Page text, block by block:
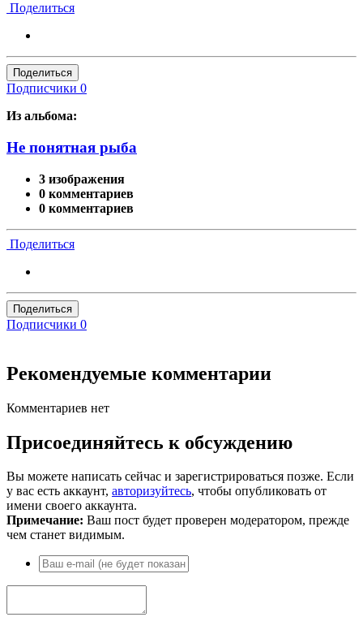
Поделиться
Поделиться
Подписчики 0
Из альбома:
Не понятная рыба
3 изображения
0 комментариев
0 комментариев
Поделиться
Поделиться
Подписчики 0
Рекомендуемые комментарии
Комментариев нет
Присоединяйтесь к обсуждению
Вы можете написать сейчас и зарегистрироваться позже. Если
у вас есть аккаунт, авторизуйтесь, чтобы опубликовать от
имени своего аккаунта.
Примечание: Ваш пост будет проверен модератором, прежде
чем станет видимым.